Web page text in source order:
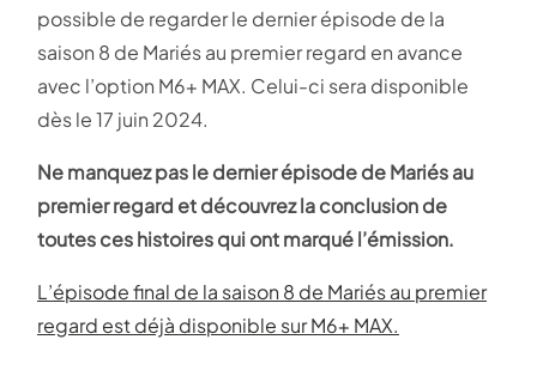
possible de regarder le dernier épisode de la
saison 8 de Mariés au premier regard en avance
avec l’option M6+ MAX. Celui-ci sera disponible
dès le 17 juin 2024.
Ne manquez pas le dernier épisode de Mariés au
premier regard et découvrez la conclusion de
toutes ces histoires qui ont marqué l’émission.
L’épisode final de la saison 8 de Mariés au premier
regard est déjà disponible sur M6+ MAX.